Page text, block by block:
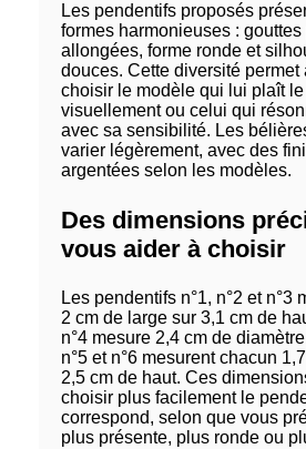
Les pendentifs proposés
formes harmonieuses :
allongées, forme ronde et
douces. Cette diversité permet
choisir le modèle qui lui plaît
visuellement ou celui qui
avec sa sensibilité. Les
varier légèrement, avec des
argentées selon les modèles.
Des dimensions
vous aider à choisir
Les pendentifs n°1, n°2 et n°3
2 cm de large sur 3,1 cm de
n°4 mesure 2,4 cm de
n°5 et n°6 mesurent chacun
2,5 cm de haut. Ces
choisir plus facilement le
correspond, selon que vous
plus présente, plus ronde ou